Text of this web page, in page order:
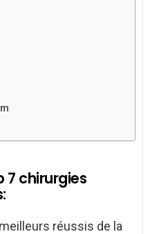
7 chirurgies
réussis de la